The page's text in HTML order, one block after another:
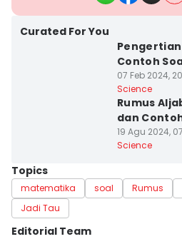
Curated For You
Pengertian
Contoh
07 Feb 2024,
Science
Rumus
dan
19 Agu 2024,
Science
Topics
matematika soal Rumus
Jadi Tau
Editorial Team